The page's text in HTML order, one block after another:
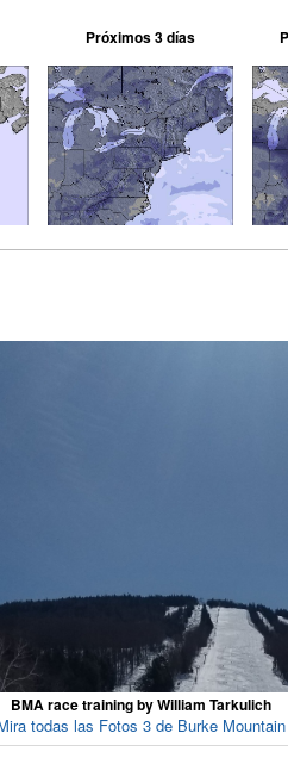
Próximos 3 días
BMA race training by William Tarkulich
todas las Fotos 3 de Burke Mountain